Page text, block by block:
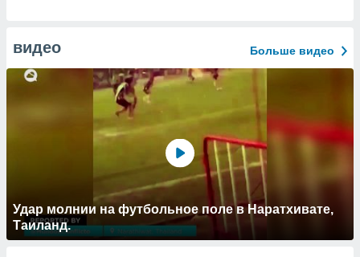
видео Больше видео
Удар молнии на футбольное поле в Наратхивате,
Таиланд.